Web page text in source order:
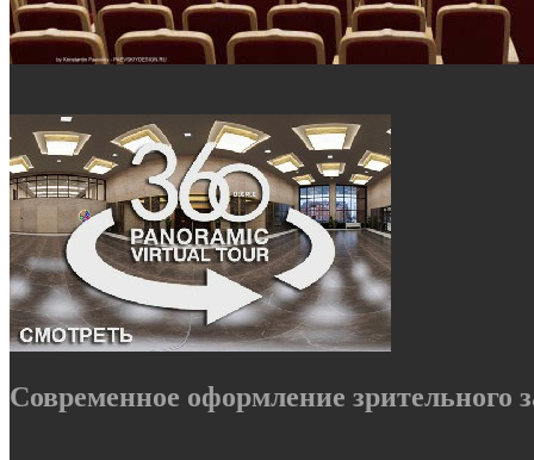
Современное оформление зрительного